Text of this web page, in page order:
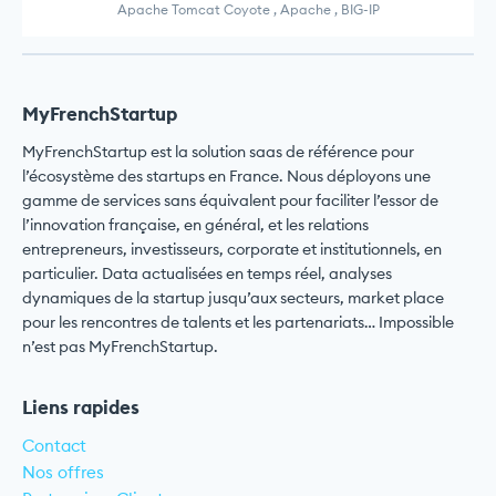
Apache Tomcat Coyote , Apache , BIG-IP
MyFrenchStartup
MyFrenchStartup est la solution saas de référence pour
l’écosystème des startups en France. Nous déployons une
gamme de services sans équivalent pour faciliter l’essor de
l’innovation française, en général, et les relations
entrepreneurs, investisseurs, corporate et institutionnels, en
particulier. Data actualisées en temps réel, analyses
dynamiques de la startup jusqu’aux secteurs, market place
pour les rencontres de talents et les partenariats… Impossible
n’est pas MyFrenchStartup.
Liens rapides
Contact
Nos offres